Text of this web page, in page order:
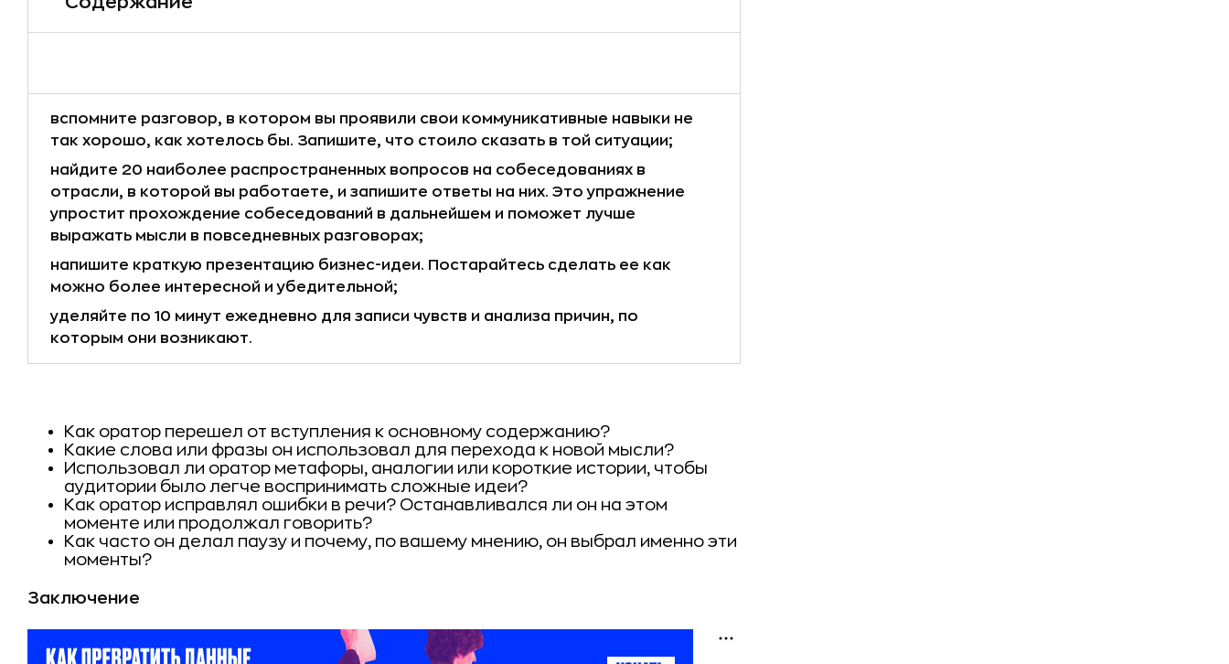
вспомните разговор, в котором вы проявили свои коммуникативные навыки не
так хорошо, как хотелось бы. Запишите, что стоило сказать в той ситуации;
найдите 20 наиболее распространенных вопросов на собеседованиях в
отрасли, в которой вы работаете, и запишите ответы на них. Это упражнение
упростит прохождение собеседований в дальнейшем и поможет лучше
выражать мысли в повседневных разговорах;
напишите краткую презентацию бизнес-идеи. Постарайтесь сделать ее как
можно более интересной и убедительной;
уделяйте по 10 минут ежедневно для записи чувств и анализа причин, по
которым они возникают.
Как оратор перешел от вступления к основному содержанию?
Какие слова или фразы он использовал для перехода к новой мысли?
Использовал ли оратор метафоры, аналогии или короткие истории, чтобы
аудитории было легче воспринимать сложные идеи?
Как оратор исправлял ошибки в речи? Останавливался ли он на этом
моменте или продолжал говорить?
Как часто он делал паузу и почему, по вашему мнению, он выбрал именно эти
моменты?
Заключение